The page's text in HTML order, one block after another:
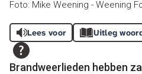
Foto: Mike Weening - Weening
Lees voor Uitleg
Brandweerlieden hebben